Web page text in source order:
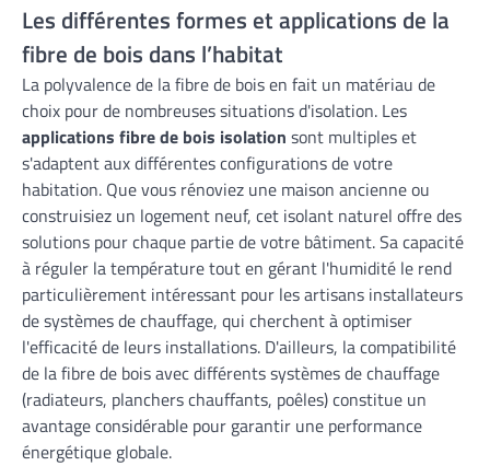
Les différentes formes et applications de la
fibre de bois dans l’habitat
La polyvalence de la fibre de bois en fait un matériau de
choix pour de nombreuses situations d'isolation. Les
applications fibre de bois isolation sont multiples et
s'adaptent aux différentes configurations de votre
habitation. Que vous rénoviez une maison ancienne ou
construisiez un logement neuf, cet isolant naturel offre des
solutions pour chaque partie de votre bâtiment. Sa capacité
à réguler la température tout en gérant l'humidité le rend
particulièrement intéressant pour les artisans installateurs
de systèmes de chauffage, qui cherchent à optimiser
l'efficacité de leurs installations. D'ailleurs, la compatibilité
de la fibre de bois avec différents systèmes de chauffage
(radiateurs, planchers chauffants, poêles) constitue un
avantage considérable pour garantir une performance
énergétique globale.